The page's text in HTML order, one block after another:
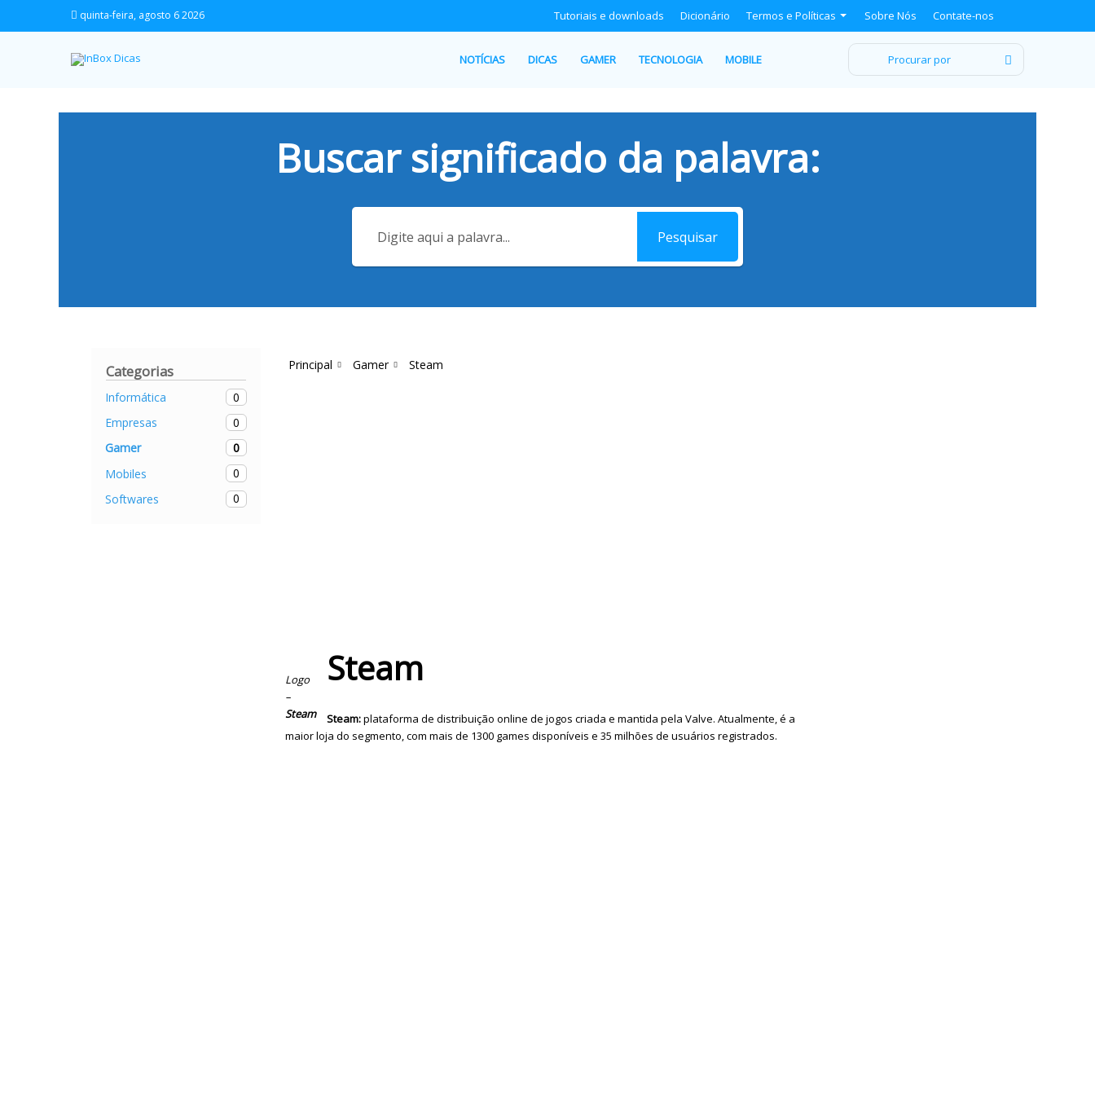
quinta-feira, agosto 6 2026 Tutoriais e downloads Dicionário Termos e Políticas Sobre Nós Contate-nos
NOTÍCIAS DICAS GAMER TECNOLOGIA MOBILE Procurar
por
Buscar significado da palavra:
Pesquisar
Categorias
Informática
0
Empresas
0
Gamer
0
Mobiles
0
Softwares
0
Principal Gamer Steam
Logo
–
Steam
Steam
Steam:plataforma de distribuição online de jogos criada e mantida pela Valve. Atualmente, é a
maior loja do segmento, com mais de 1300 games disponíveis e 35 milhões de usuários registrados.